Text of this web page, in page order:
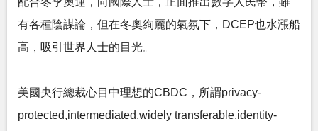
有各種陰謀論，但在冬奧絢麗的氣氛下，DCEP也水漲船
高，吸引世界人士的目光。
美國央行總裁心目中理想的CBDC，所謂privacy-
protected,intermediated,widely transferable,identity-